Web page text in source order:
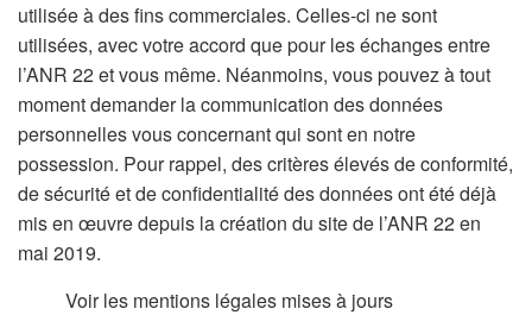
utilisée à des fins commerciales. Celles-ci ne sont
utilisées, avec votre accord que pour les échanges entre
l’ANR 22 et vous même. Néanmoins, vous pouvez à tout
moment demander la communication des données
personnelles vous concernant qui sont en notre
possession. Pour rappel, des critères élevés de conformité,
de sécurité et de confidentialité des données ont été déjà
mis en œuvre depuis la création du site de l’ANR 22 en
mai 2019.
Voir les mentions légales mises à jours